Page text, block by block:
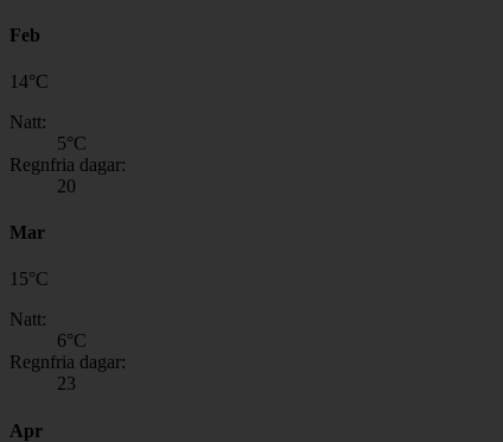
Feb
14°C
Natt:
5°C
Regnfria dagar:
20
Mar
15°C
Natt:
6°C
Regnfria dagar:
23
Apr